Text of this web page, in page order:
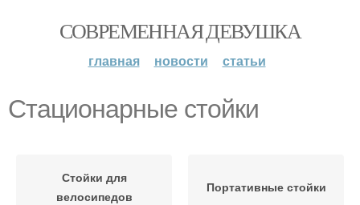
СОВРЕМЕННАЯ ДЕВУШКА
главная новости статьи
Стационарные стойки
Стойки для
велосипедов
Портативные стойки